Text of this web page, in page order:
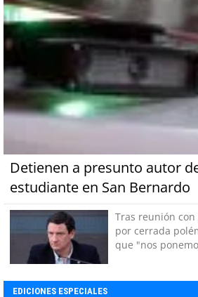
Detienen a presunto autor
estudiante en San Bernardo
Tras reunión
por cerrada
que "nos
EDICIONES ESPECIALES